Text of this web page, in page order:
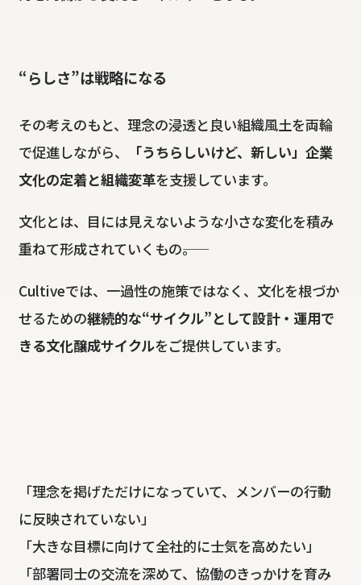
“らしさ”は戦略になる
その考えのもと、理念の浸透と良い組織風土を両輪
で促進しながら、
「うちらしいけど、新しい」企業
文化の定着と組織変革を支援しています。
文化とは、目には見えないような小さな変化を積み
重ねて形成されていくもの――。
Cultiveでは、一過性の施策ではなく、文化を根づか
せるための継続的な“サイクル”として設計・運用で
きる文化醸成サイクルをご提供しています。
「理念を掲げただけになっていて、メンバーの行動
に反映されていない」
「大きな目標に向けて全社的に士気を高めたい」
「部署同士の交流を深めて、協働のきっかけを育み